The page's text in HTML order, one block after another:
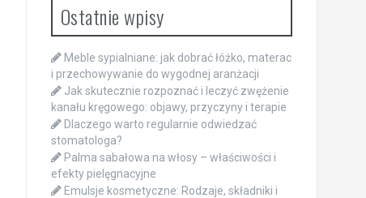
Ostatnie wpisy
Meble sypialniane: jak dobrać łóżko, materac
i przechowywanie do wygodnej aranżacji
Jak skutecznie rozpoznać i leczyć zwężenie
kanału kręgowego: objawy, przyczyny i terapie
Dlaczego warto regularnie odwiedzać
stomatologa?
Palma sabałowa na włosy – właściwości i
efekty pielęgnacyjne
Emulsje kosmetyczne: Rodzaje, składniki i